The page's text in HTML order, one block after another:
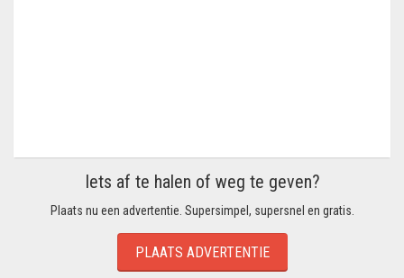
Iets af te halen of weg te geven?
Plaats nu een advertentie. Supersimpel, supersnel en gratis.
PLAATS ADVERTENTIE